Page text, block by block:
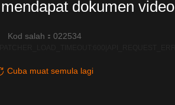
dokumen video
Kod salah：022534
Cuba muat semula lagi